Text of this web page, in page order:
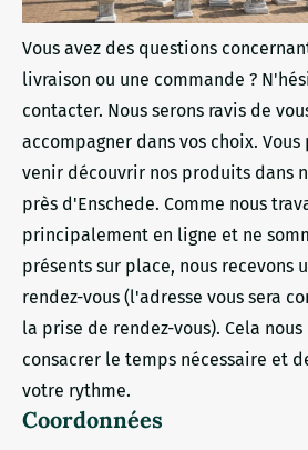
Vous avez des questions
livraison ou une commande ?
contacter. Nous serons ravis de
accompagner dans vos choix.
venir découvrir nos produits dans
près d'Enschede. Comme nous
principalement en ligne et ne
présents sur place, nous recevons
rendez-vous (l'adresse vous sera
la prise de rendez-vous). Cela
consacrer le temps nécessaire et
votre rythme.
Coordonnées